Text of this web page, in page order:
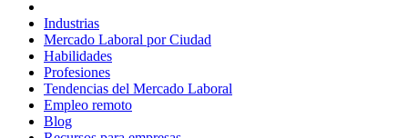
Industrias
Mercado Laboral por Ciudad
Habilidades
Profesiones
Tendencias del Mercado Laboral
Empleo remoto
Blog